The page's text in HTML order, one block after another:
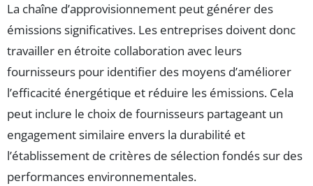
La chaîne d’approvisionnement peut générer des
émissions significatives. Les entreprises doivent donc
travailler en étroite collaboration avec leurs
fournisseurs pour identifier des moyens d’améliorer
l’efficacité énergétique et réduire les émissions. Cela
peut inclure le choix de fournisseurs partageant un
engagement similaire envers la durabilité et
l’établissement de critères de sélection fondés sur des
performances environnementales.